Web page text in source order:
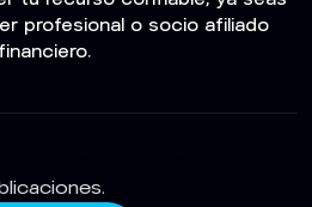
profesional o socio afiliado
financiero.